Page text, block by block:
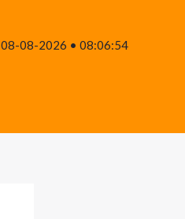
08-08-2026 • 08:06:54